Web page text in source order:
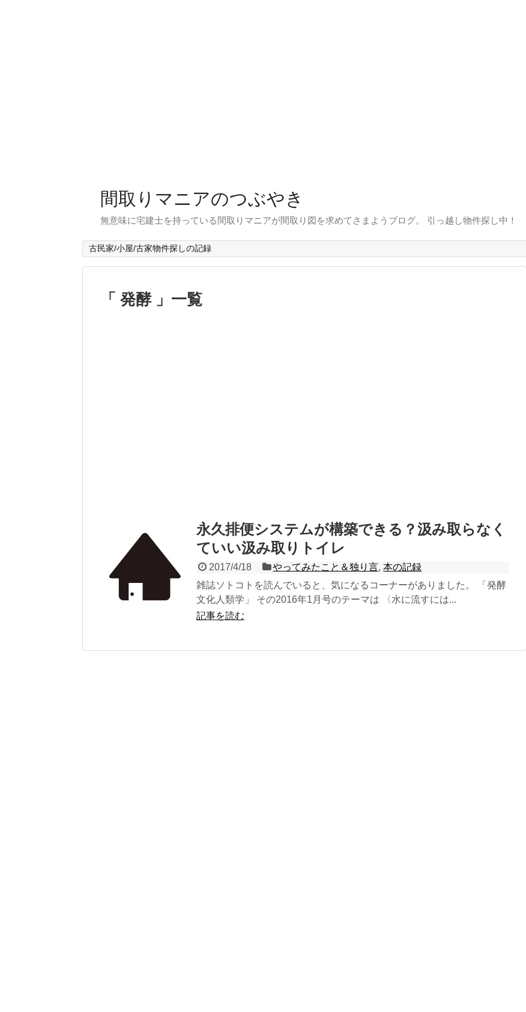
間取りマニアのつぶやき
無意味に宅建士を持っている間取りマニアが間取り図を求めてさまようブログ。 引っ越し物件探し中！
古民家/小屋/古家物件探しの記録
「 発酵 」一覧
永久排便システムが構築できる？汲み取らなく
ていい汲み取りトイレ
2017/4/18 やってみたこと＆独り言,本の記録
雑誌ソトコトを読んでいると、気になるコーナーがありました。 「発酵
文化人類学」 その2016年1月号のテーマは 〈水に流すには...
記事を読む